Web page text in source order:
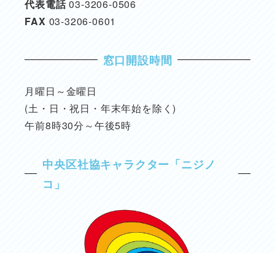
代表電話03-3206-0506
FAX 03-3206-0601
窓口開設時間
月曜日～金曜日
(土・日・祝日・年末年始を除く)
午前8時30分～午後5時
中央区社協キャラクター「ニジノ
コ」